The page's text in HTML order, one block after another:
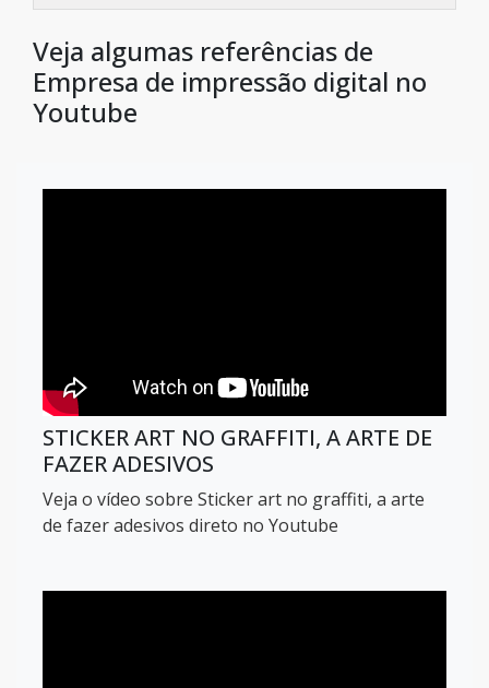
Veja algumas referências de
Empresa de impressão digital no
Youtube
STICKER ART NO GRAFFITI, A ARTE DE
FAZER ADESIVOS
Veja o vídeo sobre Sticker art no graffiti, a arte
de fazer adesivos direto no Youtube